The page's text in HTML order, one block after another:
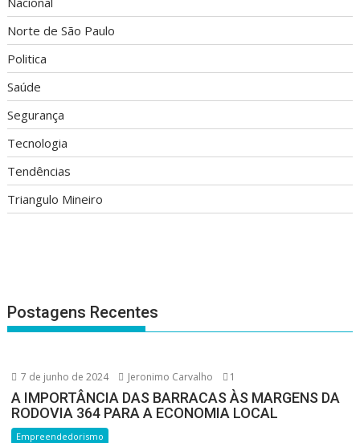
Norte de São Paulo
Politica
Saúde
Segurança
Tecnologia
Tendências
Triangulo Mineiro
Postagens Recentes
7 de junho de 2024 Jeronimo Carvalho 1
A IMPORTÂNCIA DAS BARRACAS ÀS MARGENS DA
RODOVIA 364 PARA A ECONOMIA LOCAL
Empreendedorismo